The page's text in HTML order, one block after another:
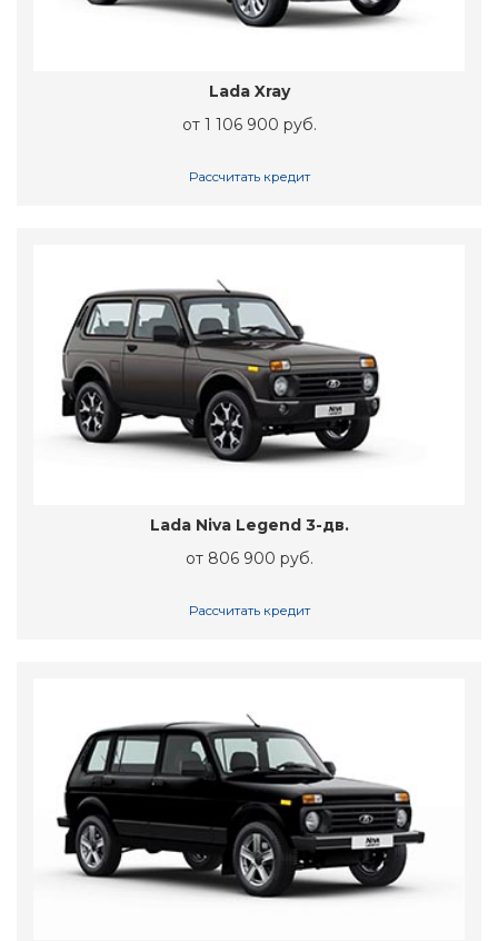
Lada Xray
от 1 106 900 руб.
Рассчитать кредит
Lada Niva Legend 3-дв.
от 806 900 руб.
Рассчитать кредит